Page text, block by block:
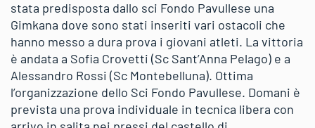
stata predisposta dallo sci Fondo Pavullese una
Gimkana dove sono stati inseriti vari ostacoli che
hanno messo a dura prova i giovani atleti. La vittoria
è andata a Sofia Crovetti (Sc Sant’Anna Pelago) e a
Alessandro Rossi (Sc Montebelluna). Ottima
l’organizzazione dello Sci Fondo Pavullese. Domani è
prevista una prova individuale in tecnica libera con